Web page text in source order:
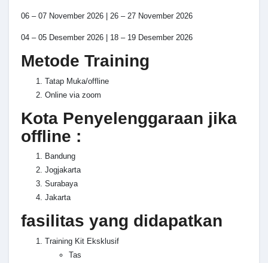
06 – 07 November 2026 | 26 – 27 November 2026
04 – 05 Desember 2026 | 18 – 19 Desember 2026
Metode Training
Tatap Muka/offline
Online via zoom
Kota Penyelenggaraan jika
offline :
Bandung
Jogjakarta
Surabaya
Jakarta
fasilitas yang didapatkan
Training Kit Eksklusif
Tas